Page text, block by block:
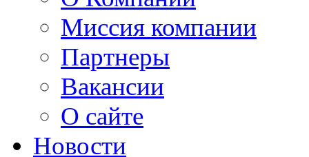
Миссия компании
Партнеры
Вакансии
О сайте
Новости